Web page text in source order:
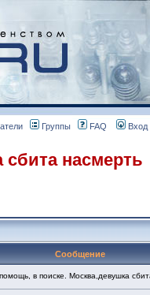
Группы FAQ Вход
насмерть
Сообщение
в поиске. Москва,девушка